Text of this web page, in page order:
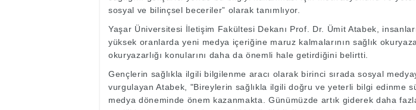
sosyal ve bilinçsel beceriler” olarak tanımlıyor.
Yaşar Üniversitesi İletişim Fakültesi Dekanı Prof. Dr. Ümit Atabek,
yüksek oranlarda yeni medya içeriğine maruz kalmalarının sağlık
okuryazarlığı konularını daha da önemli hale getirdiğini belirtti.
Gençlerin sağlıkla ilgili bilgilenme aracı olarak birinci sırada sosyal
vurgulayan Atabek, "Bireylerin sağlıkla ilgili doğru ve yeterli bilgi edinme
medya döneminde önem kazanmakta. Günümüzde artık giderek daha